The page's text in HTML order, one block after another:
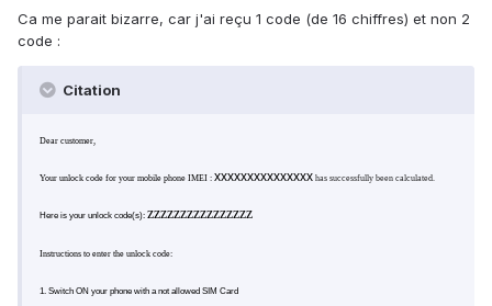
Ca me parait bizarre, car j'ai reçu 1 code (de 16 chiffres) et non 2
code :
Citation
Dear customer,
Your unlock code for your mobile phone IMEI : xxxxxxxxxxxxxxx has successfully been calculated.
Here is your unlock code(s): zzzzzzzzzzzzzzzz
Instructions to enter the unlock code:
1. Switch ON your phone with a not allowed SIM Card